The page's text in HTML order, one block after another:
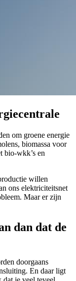
om groene energie
biomassa voor
bio-wkk’s en
willen
ons elektriciteitsnet
Maar er zijn
dan dat de
doorgaans
En daar ligt